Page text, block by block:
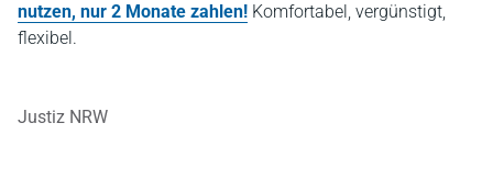
nutzen, nur 2 Monate zahlen! Komfortabel, vergünstigt,
flexibel.
Justiz NRW